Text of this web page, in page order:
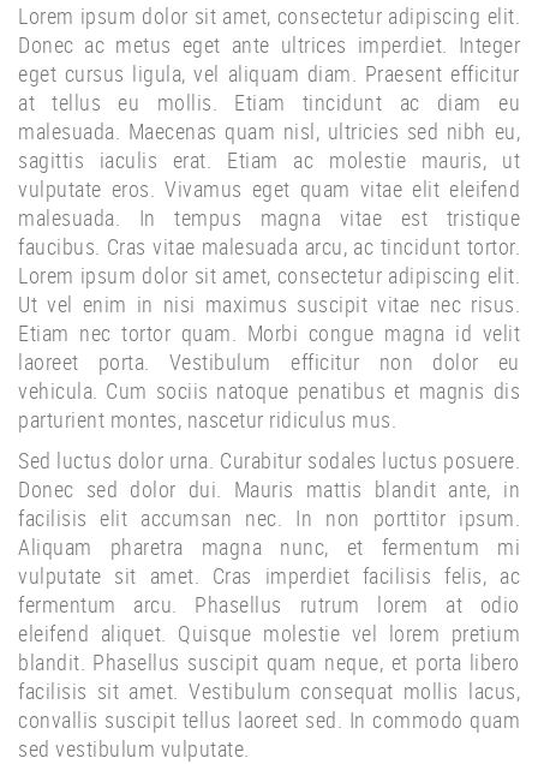
Lorem ipsum dolor sit amet, consectetur adipiscing elit.
Donec ac metus eget ante ultrices imperdiet. Integer
eget cursus ligula, vel aliquam diam. Praesent efficitur
at tellus eu mollis. Etiam tincidunt ac diam eu
malesuada. Maecenas quam nisl, ultricies sed nibh eu,
sagittis iaculis erat. Etiam ac molestie mauris, ut
vulputate eros. Vivamus eget quam vitae elit eleifend
malesuada. In tempus magna vitae est tristique
faucibus. Cras vitae malesuada arcu, ac tincidunt tortor.
Lorem ipsum dolor sit amet, consectetur adipiscing elit.
Ut vel enim in nisi maximus suscipit vitae nec risus.
Etiam nec tortor quam. Morbi congue magna id velit
laoreet porta. Vestibulum efficitur non dolor eu
vehicula. Cum sociis natoque penatibus et magnis dis
parturient montes, nascetur ridiculus mus.
Sed luctus dolor urna. Curabitur sodales luctus posuere.
Donec sed dolor dui. Mauris mattis blandit ante, in
facilisis elit accumsan nec. In non porttitor ipsum.
Aliquam pharetra magna nunc, et fermentum mi
vulputate sit amet. Cras imperdiet facilisis felis, ac
fermentum arcu. Phasellus rutrum lorem at odio
eleifend aliquet. Quisque molestie vel lorem pretium
blandit. Phasellus suscipit quam neque, et porta libero
facilisis sit amet. Vestibulum consequat mollis lacus,
convallis suscipit tellus laoreet sed. In commodo quam
sed vestibulum vulputate.